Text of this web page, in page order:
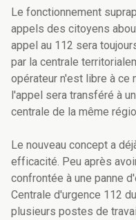
Le fonctionnement
appels des citoyens
appel au 112 sera
par la centrale
opérateur n'est libre à ce
l'appel sera transféré à
centrale de la même
Le nouveau concept a
efficacité. Peu après
confrontée à une panne
Centrale d'urgence 112
plusieurs postes de